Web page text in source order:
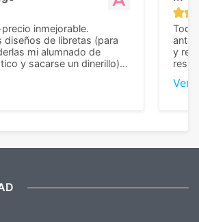
inmejorable.
diseños de libretas (para
mi alumnado de
y sacarse un dinerillo) y
de muy buena calidad
para
Todo
y
Ver
nuestras últimas
Ofertas?